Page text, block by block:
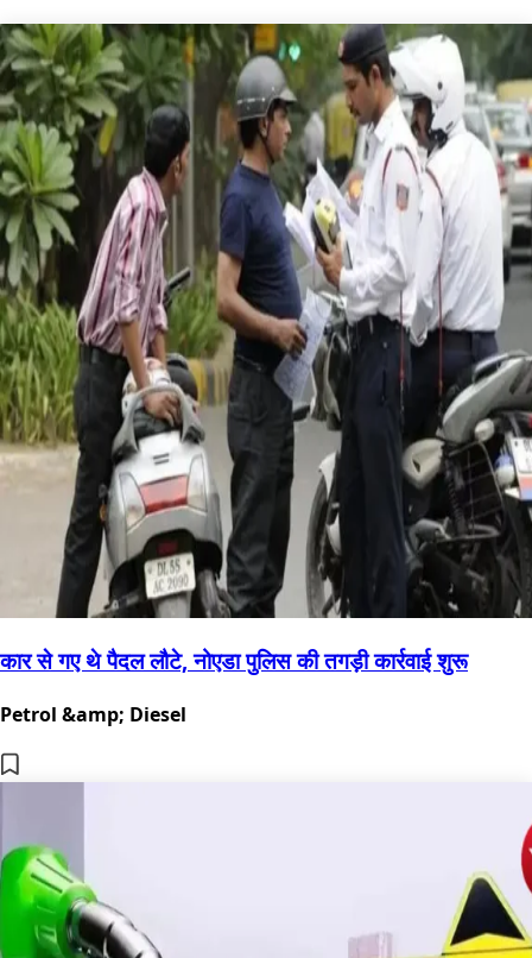
कार से गए थे पैदल लौटे, नोएडा पुलिस की तगड़ी कार्रवाई शुरू
Petrol &amp; Diesel